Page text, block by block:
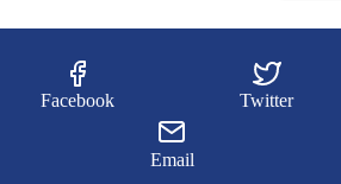
Facebook Twitter
Email